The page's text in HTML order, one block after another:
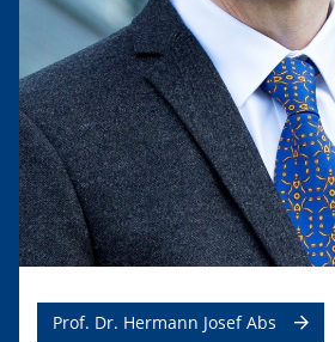
Prof. Dr. Hermann Josef Abs